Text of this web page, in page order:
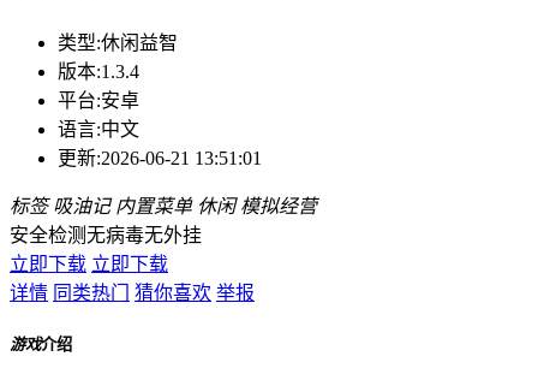
类型:休闲益智
版本:1.3.4
平台:安卓
语言:中文
更新:2026-06-21 13:51:01
标签 吸油记 内置菜单 休闲 模拟经营
安全检测无病毒无外挂
立即下载 立即下载
详情 同类热门 猜你喜欢 举报
游戏介绍